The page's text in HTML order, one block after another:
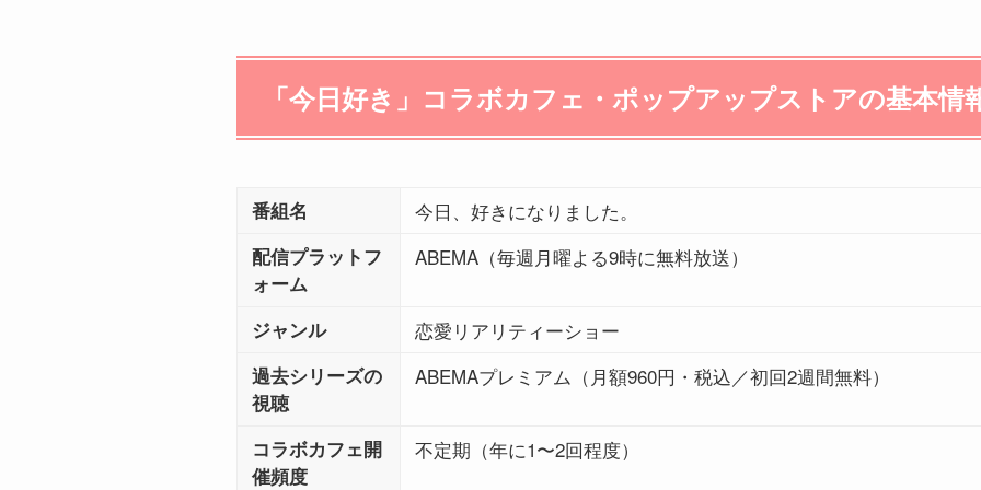
「今日好き」コラボカフェ・ポップアップストアの基本情
番組名 今日、好きになりました。
配信プラットフ
ォーム
ABEMA（毎週月曜よる9時に無料放送）
ジャンル 恋愛リアリティーショー
過去シリーズの
視聴
ABEMAプレミアム（月額960円・税込／初回2週間無料）
コラボカフェ開
催頻度
不定期（年に1〜2回程度）